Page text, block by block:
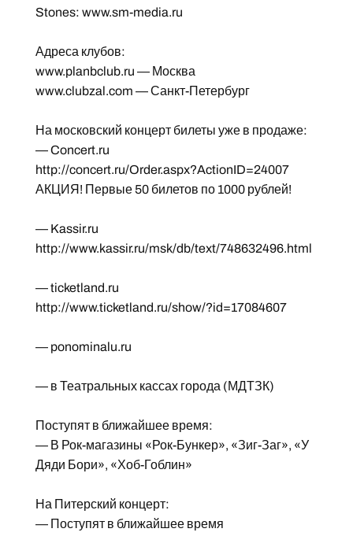
Stones: www.sm-media.ru
Адреса клубов:
www.planbclub.ru — Москва
www.clubzal.com — Санкт-Петербург
На московский концерт билеты уже в продаже:
— Concert.ru
http://concert.ru/Order.aspx?ActionID=24007
АКЦИЯ! Первые 50 билетов по 1000 рублей!
— Kassir.ru
http://www.kassir.ru/msk/db/text/748632496.html
— ticketland.ru
http://www.ticketland.ru/show/?id=17084607
— ponominalu.ru
— в Театральных кассах города (МДТЗК)
Поступят в ближайшее время:
— В Рок-магазины «Рок-Бункер», «Зиг-Заг», «У
Дяди Бори», «Хоб-Гоблин»
На Питерский концерт:
— Поступят в ближайшее время